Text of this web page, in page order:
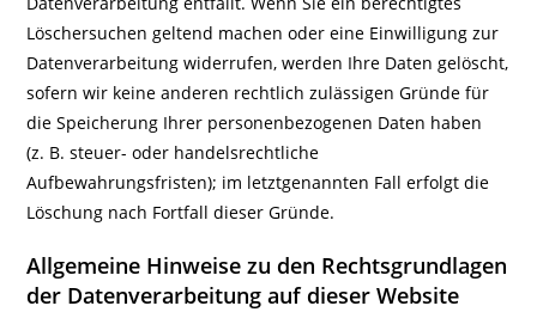
Löschersuchen geltend machen oder eine Einwilligung zur
Datenverarbeitung widerrufen, werden Ihre Daten gelöscht,
sofern wir keine anderen rechtlich zulässigen Gründe für
die Speicherung Ihrer personenbezogenen Daten haben
(z. B. steuer- oder handelsrechtliche
Aufbewahrungsfristen); im letztgenannten Fall erfolgt die
Löschung nach Fortfall dieser Gründe.
Allgemeine Hinweise zu den Rechtsgrundlagen
der Datenverarbeitung auf dieser Website